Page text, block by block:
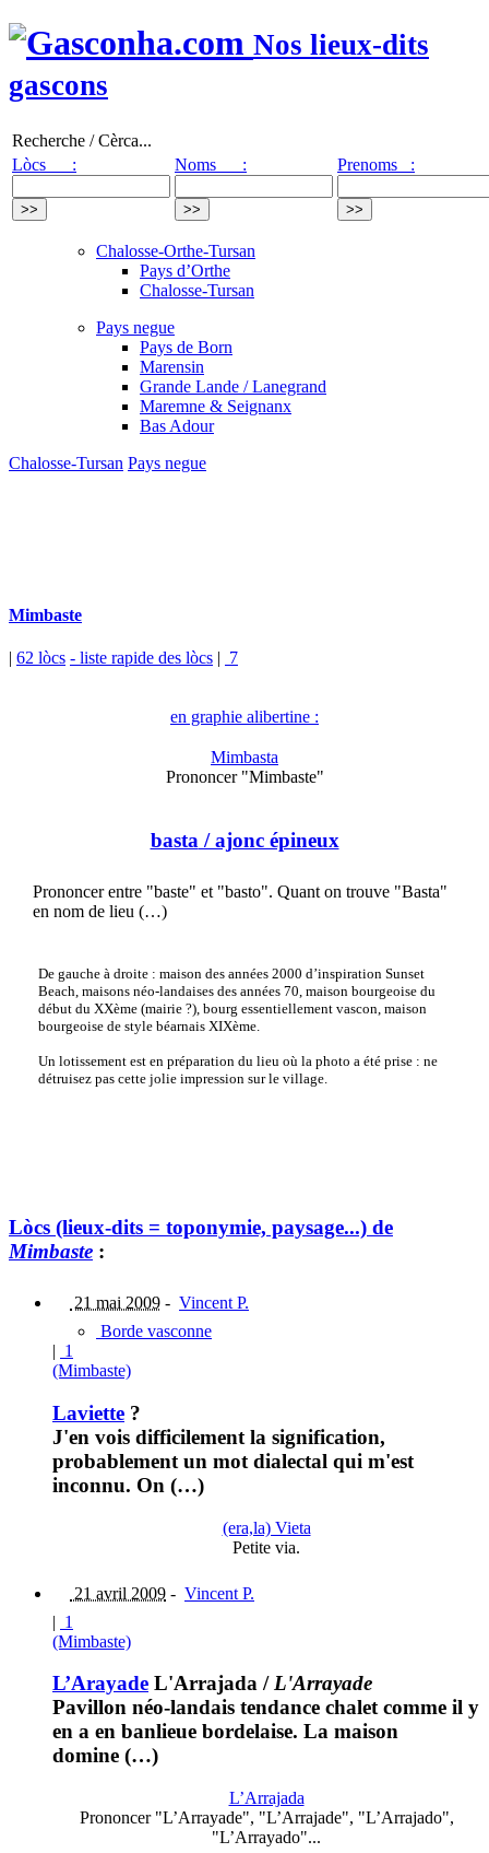
Nos lieux-dits
gascons
Recherche / Cèrca...
Lòcs :
Noms : Prenoms :
Chalosse-Orthe-Tursan
Pays d’Orthe
Chalosse-Tursan
Pays negue
Pays de Born
Marensin
Grande Lande / Lanegrand
Maremne & Seignanx
Bas Adour
Chalosse-Tursan Pays negue
Mimbaste
| 62 lòcs - liste rapide des lòcs | 7
en graphie alibertine :
Mimbasta
Prononcer "Mimbaste"
basta / ajonc épineux
Prononcer entre "baste" et "basto". Quant on trouve "Basta"
en nom de lieu (…)
De gauche à droite : maison des années 2000 d’inspiration Sunset
Beach, maisons néo-landaises des années 70, maison bourgeoise du
début du XXème (mairie ?), bourg essentiellement vascon, maison
bourgeoise de style béarnais XIXème.
Un lotissement est en préparation du lieu où la photo a été prise : ne
détruisez pas cette jolie impression sur le village.
Lòcs (lieux-dits = toponymie, paysage...) de
Mimbaste :
21 mai 2009 - Vincent P.
Borde vasconne
| 1
(Mimbaste)
Laviette ?
J'en vois difficilement la signification,
probablement un mot dialectal qui m'est
inconnu. On (…)
(era,la) Vieta
Petite via.
21 avril 2009 - Vincent P.
| 1
(Mimbaste)
L’Arayade L'Arrajada /L'Arrayade
Pavillon néo-landais tendance chalet comme il y
en a en banlieue bordelaise. La maison
domine (…)
L’Arrajada
Prononcer "L’Arrayade", "L’Arrajade", "L’Arrajado",
"L’Arrayado"...